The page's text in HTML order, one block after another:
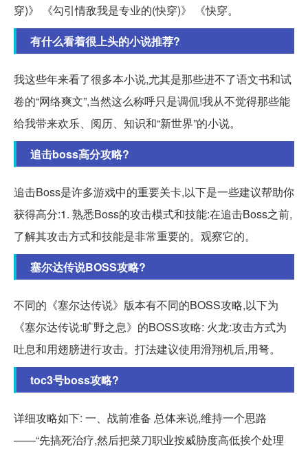
穿)》 《勾引情敌我是专业的(快穿)》 《快穿。
有什么看着很上头的小说推荐?
我这些年来看了很多本小说,尤其是那些进不了语文书和试
卷的“网络爽文”,当然这么称呼只是调侃!我从不觉得那些能
给我带来欢乐、阅历、知识和“新世界”的小说。
追击boss高分攻略?
追击Boss是许多游戏中的重要关卡,以下是一些建议帮助你
获得高分:1. 熟悉Boss的攻击模式和技能:在追击Boss之前,
了解其攻击方式和技能是非常重要的。观察它的。
塞尔达传说BOSS攻略?
不同的《塞尔达传说》版本有不同的BOSS攻略,以下为
《塞尔达传说:旷野之息》的BOSS攻略: 火龙:攻击方式为
吐息和用翅膀进行攻击。打法建议使用滑翔机后,用弩。
toc3号boss攻略?
详细攻略如下: 一、战前准备 总体来说,维持一个思路
——“先搞死治疗,然后把菜刀职业按威胁度高低挨个处理